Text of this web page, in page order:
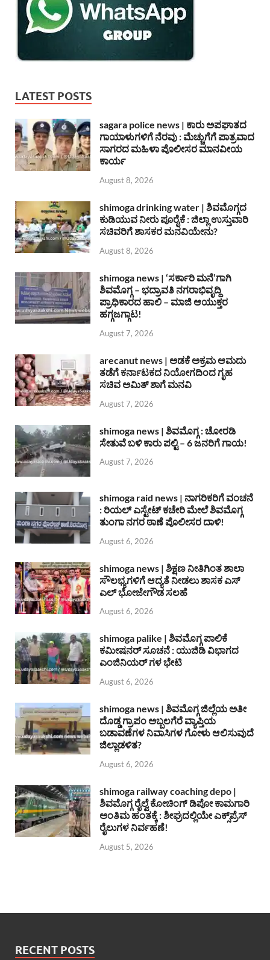
LATEST POSTS
sagara police news | ಕಾರು ಅಪಘಾತದ
ಗಾಯಾಳುಗಳಿಗೆ ನೆರವು : ಮೆಚ್ಚುಗೆಗೆ ಪಾತ್ರವಾದ
ಸಾಗರದ ಮಹಿಳಾ ಪೊಲೀಸರ ಮಾನವೀಯ
ಕಾರ್ಯ
August 8, 2026
shimoga drinking water | ಶಿವಮೊಗ್ಗದ
ಕುಡಿಯುವ ನೀರು ಪೂರೈಕೆ : ಜಿಲ್ಲಾ ಉಸ್ತುವಾರಿ
ಸಚಿವರಿಗೆ ಶಾಸಕರ ಮನವಿಯೇನು?
August 8, 2026
shimoga news | ‘ಸರ್ಕಾರಿ ಮನೆ’ಗಾಗಿ
ಶಿವಮೊಗ್ಗ – ಭದ್ರಾವತಿ ನಗರಾಭಿವೃದ್ದಿ
ಪ್ರಾಧಿಕಾರದ ಹಾಲಿ – ಮಾಜಿ ಆಯುಕ್ತರ
ಹಗ್ಗಜಗ್ಗಾಟ!
August 7, 2026
arecanut news | ಅಡಕೆ ಅಕ್ರಮ ಆಮದು
ತಡೆಗೆ ಕರ್ನಾಟಕದ ನಿಯೋಗದಿಂದ ಗೃಹ
ಸಚಿವ ಅಮಿತ್ ಶಾಗೆ ಮನವಿ
August 7, 2026
shimoga news | ಶಿವಮೊಗ್ಗ : ಚೋರಡಿ
ಸೇತುವೆ ಬಳಿ ಕಾರು ಪಲ್ಟಿ – 6 ಜನರಿಗೆ ಗಾಯ!
August 7, 2026
shimoga raid news | ನಾಗರಿಕರಿಗೆ ವಂಚನೆ
: ರಿಯಲ್ ಎಸ್ಟೇಟ್ ಕಚೇರಿ ಮೇಲೆ ಶಿವಮೊಗ್ಗ
ತುಂಗಾ ನಗರ ಠಾಣೆ ಪೊಲೀಸರ ದಾಳಿ!
August 6, 2026
shimoga news | ಶಿಕ್ಷಣ ನೀತಿಗಿಂತ ಶಾಲಾ
ಸೌಲಭ್ಯಗಳಿಗೆ ಆದ್ಯತೆ ನೀಡಲು ಶಾಸಕ ಎಸ್
ಎಲ್ ಭೋಜೇಗೌಡ ಸಲಹೆ
August 6, 2026
shimoga palike | ಶಿವಮೊಗ್ಗ ಪಾಲಿಕೆ
ಕಮೀಷನರ್ ಸೂಚನೆ : ಯುಜಿಡಿ ವಿಭಾಗದ
ಎಂಜಿನಿಯರ್ ಗಳ ಭೇಟಿ
August 6, 2026
shimoga news | ಶಿವಮೊಗ್ಗ ಜಿಲ್ಲೆಯ ಅತೀ
ದೊಡ್ಡ ಗ್ರಾಪಂ ಅಬ್ಬಲಗೆರೆ ವ್ಯಾಪ್ತಿಯ
ಬಡಾವಣೆಗಳ ನಿವಾಸಿಗಳ ಗೋಳು ಆಲಿಸುವುದೆ
ಜಿಲ್ಲಾಡಳಿತ?
August 6, 2026
shimoga railway coaching depo |
ಶಿವಮೊಗ್ಗ ರೈಲ್ವೆ ಕೋಚಿಂಗ್ ಡಿಪೋ ಕಾಮಗಾರಿ
ಅಂತಿಮ ಹಂತಕ್ಕೆ : ಶೀಘ್ರದಲ್ಲಿಯೇ ಎಕ್ಸ್‌ಪ್ರೆಸ್
ರೈಲುಗಳ ನಿರ್ವಹಣೆ!
August 5, 2026
RECENT POSTS